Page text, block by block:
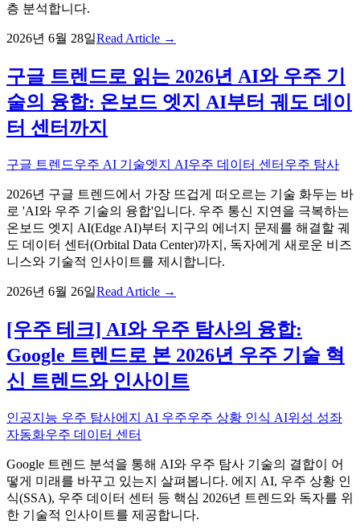
층 분석합니다.
2026년 6월 28일Read Article →
구글 트렌드로 읽는 2026년 AI와 우주 기
술의 융합: 온보드 엣지 AI부터 궤도 데이
터 센터까지
구글 트렌드우주 AI 기술엣지 AI우주 데이터 센터 우주 탐사
2026년 구글 트렌드에서 가장 뜨겁게 떠오르는 기술 화두는 바
로 'AI와 우주 기술의 융합'입니다. 우주 통신 지연을 극복하는
온보드 엣지 AI(Edge AI)부터 지구의 에너지 문제를 해결할 궤
도 데이터 센터(Orbital Data Center)까지, 독자에게 새로운 비즈
니스와 기술적 인사이트를 제시합니다.
2026년 6월 26일Read Article →
[우주 테크] AI와 우주 탐사의 융합:
Google 트렌드로 본 2026년 우주 기술 혁
신 트렌드와 인사이트
인공지능 우주 탐사에지 AI 우주우주 상황 인식 AI위성 성좌
자동화우주 데이터 센터
Google 트렌드 분석을 통해 AI와 우주 탐사 기술의 결합이 어
떻게 미래를 바꾸고 있는지 살펴봅니다. 에지 AI, 우주 상황 인
식(SSA), 우주 데이터 센터 등 핵심 2026년 트렌드와 독자를 위
한 기술적 인사이트를 제공합니다.